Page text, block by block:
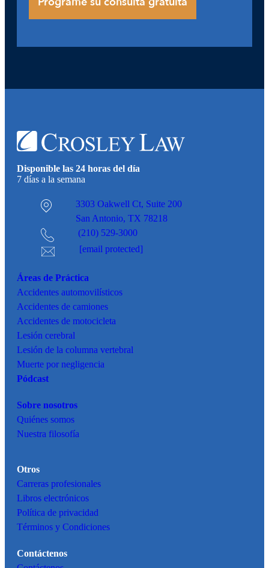
Disponible las 24 horas del día
7 días a la semana
3303 Oakwell Ct, Suite 200
San Antonio, TX 78218
(210) 529-3000
[email protected]
Áreas de Práctica
Accidentes automovilísticos
Accidentes de camiones
Accidentes de motocicleta
Lesión cerebral
Lesión de la columna vertebral
Muerte por negligencia
Pódcast
Sobre nosotros
Quiénes somos
Nuestra filosofía
Otros
Carreras profesionales
Libros electrónicos
Política de privacidad
Términos y Condiciones
Contáctenos